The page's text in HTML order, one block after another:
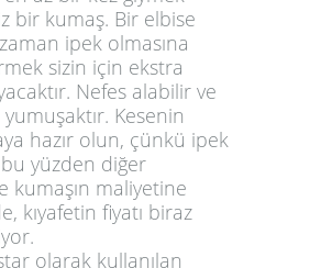
bir kumaş. Bir elbise
ipek olmasına
sizin için ekstra
Nefes alabilir ve
Kesenin
hazır olun, çünkü ipek
yüzden diğer
kumaşın maliyetine
kıyafetin fiyatı biraz
olarak kullanılan